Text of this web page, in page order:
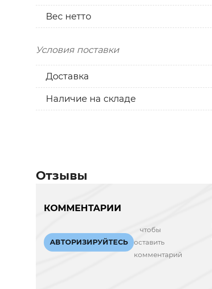
Вес нетто
Условия поставки
Доставка
Наличие на складе
Отзывы
КОММЕНТАРИИ
АВТОРИЗИРУЙТЕСЬ
чтобы
оставить
комментарий